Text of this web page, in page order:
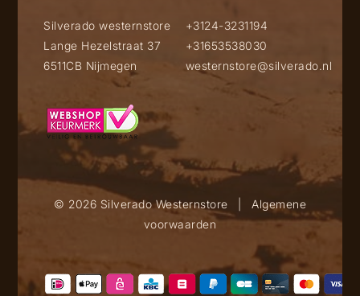
Silverado westernstore
Lange Hezelstraat 37
6511CB Nijmegen
+3124-3231194
+31653538030
westernstore@silverado.nl
© 2026 Silverado Westernstore
Algemene
voorwaarden